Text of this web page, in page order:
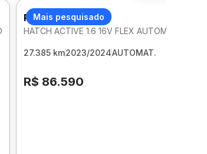
Mais pesquisado
PEUGEOT 208
HATCH ACTIVE 1.6 16V FLEX AUTOMATICO
27.385 km2023/2024AUTOMAT.
R$ 86.590